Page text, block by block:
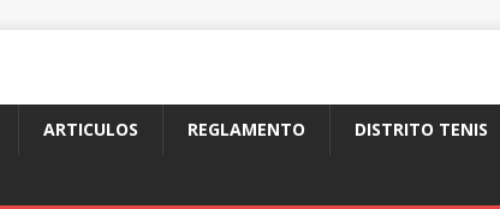
ARTICULOS REGLAMENTO DISTRITO TENIS